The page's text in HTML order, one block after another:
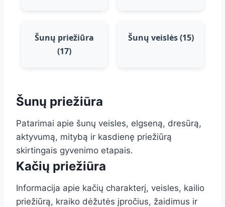
Šunų priežiūra
(17)
Šunų veislės (15)
Šunų priežiūra
Patarimai apie šunų veisles, elgseną, dresūrą,
aktyvumą, mitybą ir kasdienę priežiūrą
skirtingais gyvenimo etapais.
Kačių priežiūra
Informacija apie kačių charakterį, veisles, kailio
priežiūrą, kraiko dėžutės įpročius, žaidimus ir